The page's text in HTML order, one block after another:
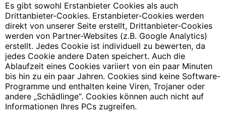
Es gibt sowohl Erstanbieter Cookies als auch
Drittanbieter-Cookies. Erstanbieter-Cookies werden
direkt von unserer Seite erstellt, Drittanbieter-Cookies
werden von Partner-Websites (z.B. Google Analytics)
erstellt. Jedes Cookie ist individuell zu bewerten, da
jedes Cookie andere Daten speichert. Auch die
Ablaufzeit eines Cookies variiert von ein paar Minuten
bis hin zu ein paar Jahren. Cookies sind keine Software-
Programme und enthalten keine Viren, Trojaner oder
andere „Schädlinge“. Cookies können auch nicht auf
Informationen Ihres PCs zugreifen.